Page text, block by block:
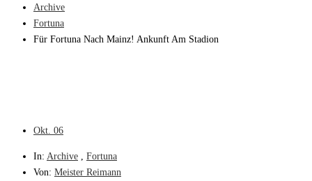
Archive
Fortuna
Für Fortuna Nach Mainz! Ankunft Am Stadion
Okt. 06
In: Archive
Fortuna
Von: Meister Reimann